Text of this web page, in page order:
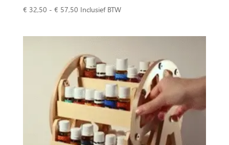
€ 32,50 - € 57,50Prijsklasse:
Inclusief BTW